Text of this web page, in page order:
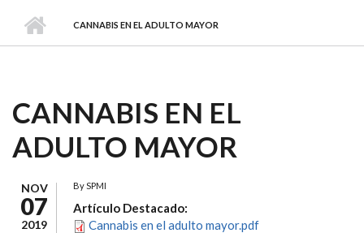
CANNABIS EN EL ADULTO MAYOR
CANNABIS EN EL
ADULTO MAYOR
NOV
07
2019
BySPMI
Artículo Destacado:
Cannabis en el adulto mayor.pdf